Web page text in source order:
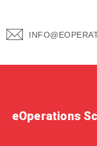
eOperations